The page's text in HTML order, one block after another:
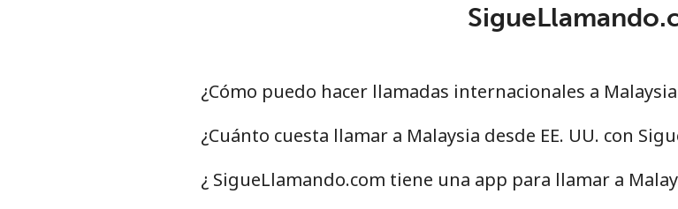
⁦34.9¢⁩
Línea fija ⁦26.9¢⁩
¿Cómo puedo hacer llamadas internacionales a
¿Cuánto cuesta llamar a Malaysia desde EE. UU. con
¿ SigueLlamando.com tiene una app para llamar a